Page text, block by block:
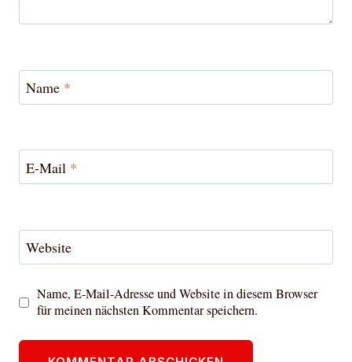
Name *
E-Mail *
Website
Name, E-Mail-Adresse und Website in diesem Browser
für meinen nächsten Kommentar speichern.